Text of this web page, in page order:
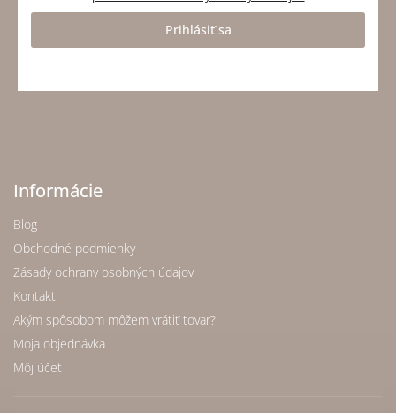
Prihlásiť sa
Informácie
Blog
Obchodné podmienky
Zásady ochrany osobných údajov
Kontakt
Akým spôsobom môžem vrátiť tovar?
Moja objednávka
Môj účet